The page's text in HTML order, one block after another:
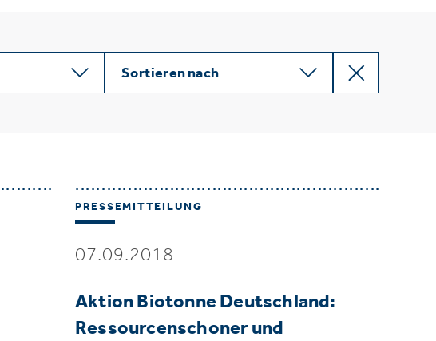
Sortieren nach
PRESSEMITTEILUNG
07.09.2018
Aktion Biotonne Deutschland:
Ressourcenschoner und